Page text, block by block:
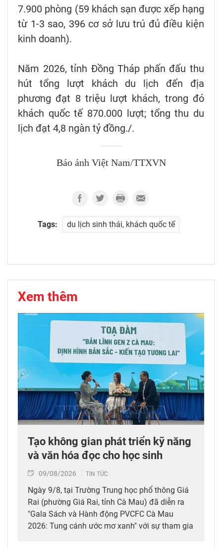
7.900 phòng (59 khách sạn được xếp hạng
từ 1-3 sao, 396 cơ sở lưu trú đủ điều kiện
kinh doanh).
Năm 2026, tỉnh Đồng Tháp phấn đấu thu
hút tổng lượt khách du lịch đến địa
phương đạt 8 triệu lượt khách, trong đó
khách quốc tế 870.000 lượt; tổng thu du
lịch đạt 4,8 ngàn tỷ đồng./.
Báo ảnh Việt Nam/TTXVN
Tags: du lịch sinh thái, khách quốc tế
Xem thêm
Tạo không gian phát triển kỹ năng
và văn hóa đọc cho học sinh
09/08/2026 TIN TỨC
Ngày 9/8, tại Trường Trung học phổ thông Giá
Rai (phường Giá Rai, tỉnh Cà Mau) đã diễn ra
"Gala Sách và Hành động PVCFC Cà Mau
2026: Tung cánh ước mơ xanh" với sự tham gia